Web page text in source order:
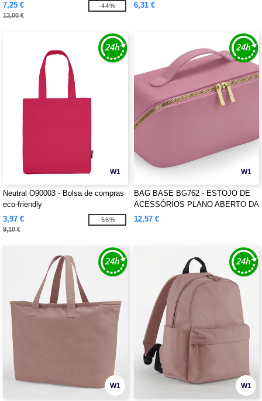
7,25 €
13,00 €
-44%
6,31 €
W1
Neutral O90003 - Bolsa de compras
eco-friendly
3,97 €
9,10 €
-56%
W1
BAG BASE BG762 - ESTOJO DE
ACESSÓRIOS PLANO ABERTO DA
BOUTIQUE
12,57 €
W1 W1